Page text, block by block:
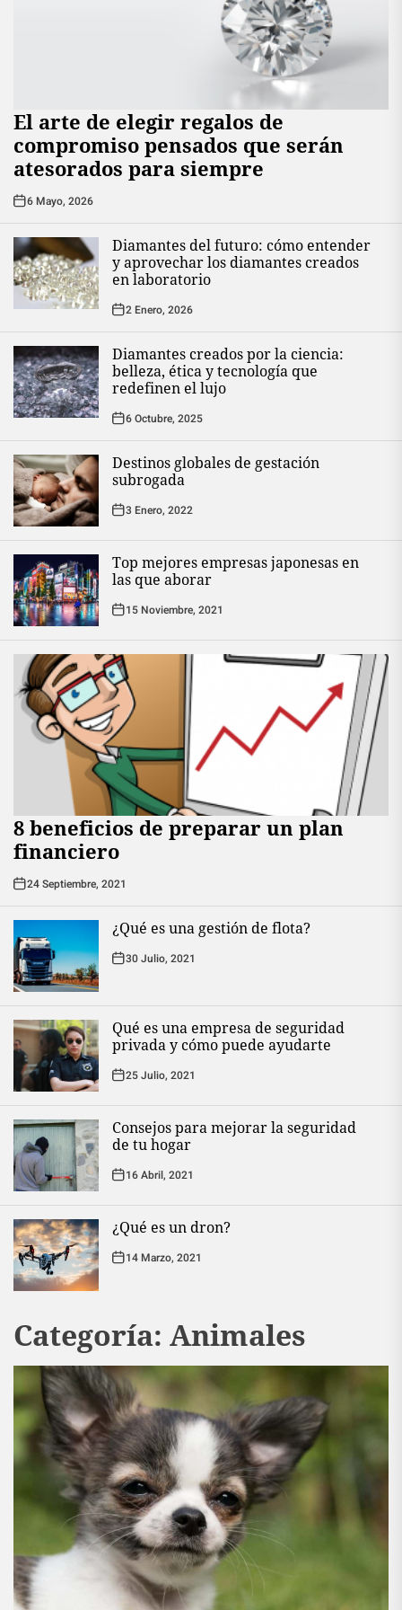
El arte de elegir regalos de
compromiso pensados que serán
atesorados para siempre
6 Mayo, 2026
Diamantes del futuro: cómo entender
y aprovechar los diamantes creados
en laboratorio
2 Enero, 2026
Diamantes creados por la ciencia:
belleza, ética y tecnología que
redefinen el lujo
6 Octubre, 2025
Destinos globales de gestación
subrogada
3 Enero, 2022
Top mejores empresas japonesas en
las que aborar
15 Noviembre, 2021
8 beneficios de preparar un plan
financiero
24 Septiembre, 2021
¿Qué es una gestión de flota?
30 Julio, 2021
Qué es una empresa de seguridad
privada y cómo puede ayudarte
25 Julio, 2021
Consejos para mejorar la seguridad
de tu hogar
16 Abril, 2021
¿Qué es un dron?
14 Marzo, 2021
Categoría: Animales